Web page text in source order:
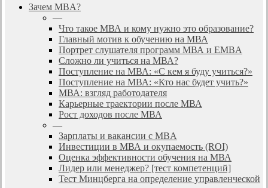
search
Menu
Зачем MBA?
—
Что такое МВА и кому нужно это образование?
Главный мотив к обучению на МВА
Портрет слушателя программ МВА и EMBA
Сложно ли учиться на МВА?
Поступление на МВА: «С кем я буду учиться?»
Поступление на МВА: «Кто нас будет учить?»
МВА: взгляд работодателя
Карьерные траектории после МВА
Рост доходов после МВА
—
Зарплаты и вакансии с MBA
Инвестиции в МВА и окупаемость (ROI)
Оценка эффективности обучения на МВА
Лидер или менеджер? [тест компетенций]
Тест Минцберга на определение управленческой